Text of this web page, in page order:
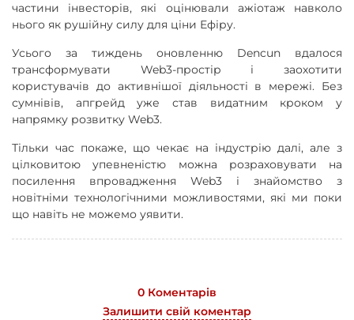
частини інвесторів, які оцінювали ажіотаж навколо
нього як рушійну силу для ціни Ефіру.
Усього за тиждень оновленню Dencun вдалося
трансформувати Web3-простір і заохотити
користувачів до активнішої діяльності в мережі. Без
сумнівів, апгрейд уже став видатним кроком у
напрямку розвитку Web3.
Тільки час покаже, що чекає на індустрію далі, але з
цілковитою упевненістю можна розраховувати на
посилення впровадження Web3 і знайомство з
новітніми технологічними можливостями, які ми поки
що навіть не можемо уявити.
0 Коментарів
Залишити свій коментар